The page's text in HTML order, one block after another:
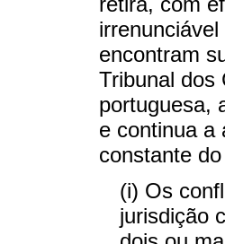
encontram
Tribunal dos
portuguesa,
e continua a
constante
(i) Os
jurisdição